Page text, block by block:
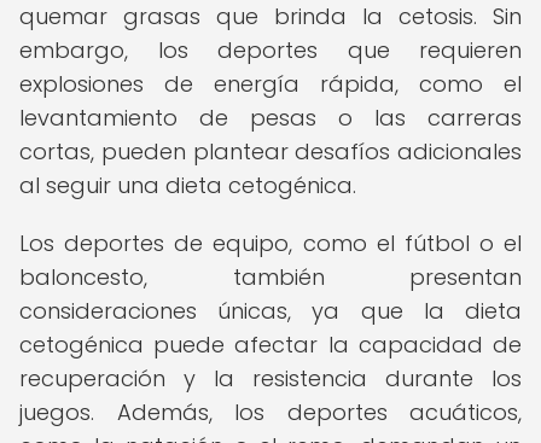
quemar grasas que brinda la cetosis. Sin
embargo, los deportes que requieren
explosiones de energía rápida, como el
levantamiento de pesas o las carreras
cortas, pueden plantear desafíos adicionales
al seguir una dieta cetogénica.
Los deportes de equipo, como el fútbol o el
baloncesto, también presentan
consideraciones únicas, ya que la dieta
cetogénica puede afectar la capacidad de
recuperación y la resistencia durante los
juegos. Además, los deportes acuáticos,